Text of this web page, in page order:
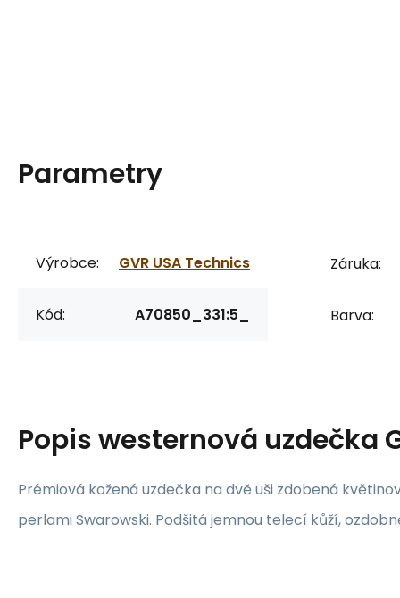
Parametry
Výrobce: GVR USA Technics
Kód: A70850_331:5_
Záruka:
Barva:
Popiswesternová uzdečka
Prémiová kožená uzdečka na dvě uši zdobená
perlami Swarowski. Podšitá jemnou telecí kůží,